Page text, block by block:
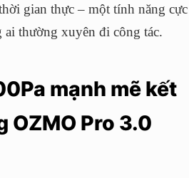
gian thực – một tính năng cực
thường xuyên đi công tác.
mạnh mẽ kết
OZMO Pro 3.0